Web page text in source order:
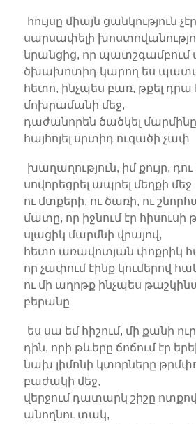
հույսը միայն ցանկություն
սարսափելի
նրանցից, որ պատշգամբում
ծխախոտիդ կարող ես
հետո, ինչպես բառ, թքել դրա
մոխրամանի մեջ,
դաժանորեն ծածկել
հայհոյել սրտիդ ուզածի չափ
խաղաղություն, իմ քույր, դու
սովորեցրել ապրել մեղքի մեջ
ու մտքերի, ու ծառի, ու
մատը, որ իջնում էր հիսուսի
սլացիկ մարմնի վրայով,
հետո առավոտյան փոքրիկ
որ չափում էինք կումերով
ու մի աղոթք ինչպես
բերանը
ես սա եմ հիշում, մի քանի
դին, որի թևերը ճոճում էր
նախ լիմոնի կտորները
բաժակի մեջ,
վերջում դատարկ շիշը
անողնու տակ,